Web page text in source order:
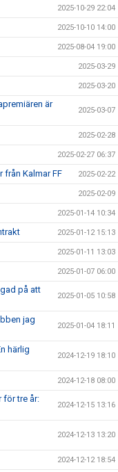
2025-10-29 22:04
2025-10-10 14:00
2025-08-04 19:00
2025-03-29
2025-03-20
är
2025-03-07
2025-02-28
2025-02-27 06:37
från Kalmar FF 2025-02-22
2025-02-09
2025-01-14 10:34
2025-01-12 15:13
2025-01-11 13:03
2025-01-07 06:00
på att
2025-01-05 10:58
jag
2025-01-04 18:11
härlig
2024-12-19 18:10
2024-12-18 08:00
för tre år:
2024-12-15 13:16
2024-12-13 13:20
2024-12-12 18:54